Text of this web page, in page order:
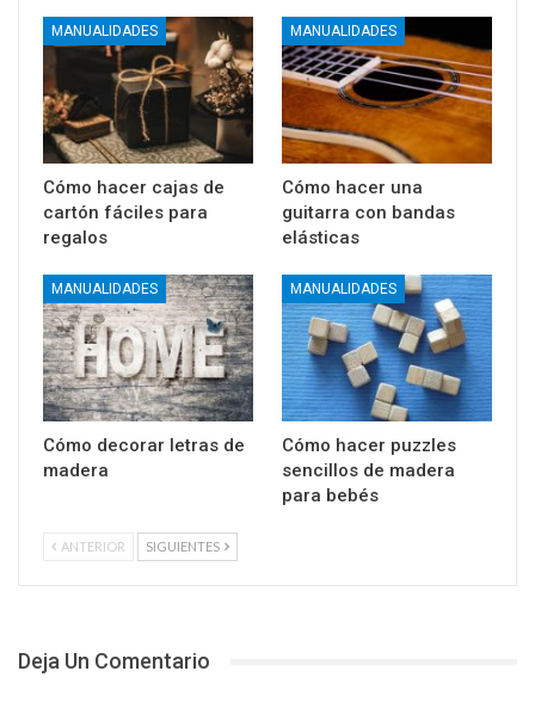
MANUALIDADES
Cómo hacer cajas de
cartón fáciles para
regalos
MANUALIDADES
Cómo hacer una
guitarra con bandas
elásticas
MANUALIDADES
Cómo decorar letras de
madera
MANUALIDADES
Cómo hacer puzzles
sencillos de madera
para bebés
ANTERIOR SIGUIENTES
Deja Un Comentario